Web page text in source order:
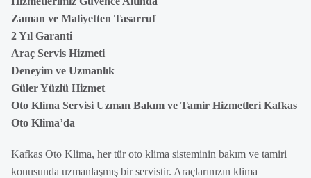
Zaman ve Maliyetten Tasarruf
2 Yıl Garanti
Araç Servis Hizmeti
Deneyim ve Uzmanlık
Güler Yüzlü Hizmet
Oto Klima Servisi Uzman Bakım ve Tamir Hizmetleri Kafkas
Oto Klima’da
Kafkas Oto Klima, her tür oto klima sisteminin bakım ve tamiri
konusunda uzmanlaşmış bir servistir. Araçlarınızın klima